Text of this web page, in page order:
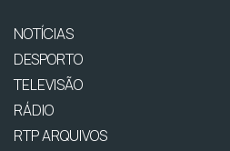
NOTÍCIAS
DESPORTO
TELEVISÃO
RÁDIO
RTP ARQUIVOS